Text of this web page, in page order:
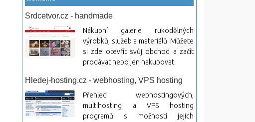
Srdcetvor.cz - handmade
Nákupní galerie rukodělných
výrobků, služeb a materiálů. Můžete
si zde otevřít svůj obchod a začít
prodávat nebo jen nakupovat.
Hledej-hosting.cz - webhosting, VPS hosting
Přehled webhostingových,
multihosting a VPS hosting
programů s možností jejich